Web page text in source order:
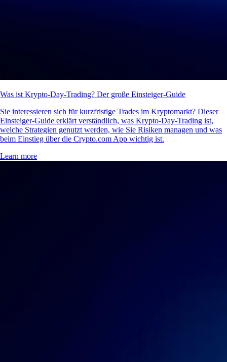
Was ist Krypto-Day-Trading? Der große Einsteiger-Guide
Sie interessieren sich für kurzfristige Trades im Kryptomarkt? Dieser
Einsteiger-Guide erklärt verständlich, was Krypto-Day-Trading ist,
welche Strategien genutzt werden, wie Sie Risiken managen und was
beim Einstieg über die Crypto.com App wichtig ist.
Learn more